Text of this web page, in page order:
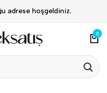
adrese hoşgeldiniz.
0